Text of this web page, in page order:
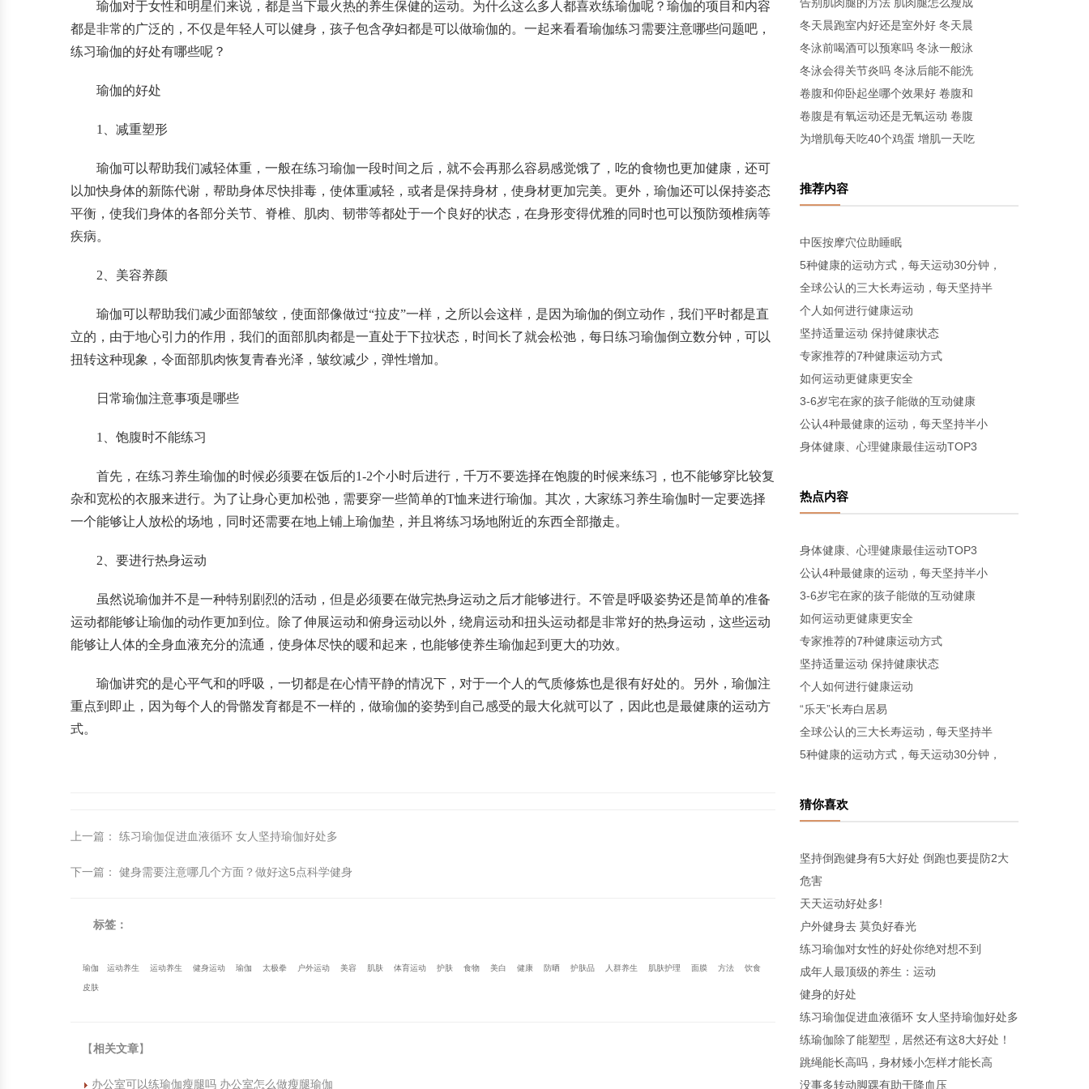
瑜伽对于女性和明星们来说，都是当下最火热的养生保健的运动。为什么这么多人都喜欢练瑜伽呢？瑜伽的项目和内容
都是非常的广泛的，不仅是年轻人可以健身，孩子包含孕妇都是可以做瑜伽的。一起来看看瑜伽练习需要注意哪些问题吧，
练习瑜伽的好处有哪些呢？
瑜伽的好处
1、减重塑形
瑜伽可以帮助我们减轻体重，一般在练习瑜伽一段时间之后，就不会再那么容易感觉饿了，吃的食物也更加健康，还可
以加快身体的新陈代谢，帮助身体尽快排毒，使体重减轻，或者是保持身材，使身材更加完美。更外，瑜伽还可以保持姿态
平衡，使我们身体的各部分关节、脊椎、肌肉、韧带等都处于一个良好的状态，在身形变得优雅的同时也可以预防颈椎病等
疾病。
2、美容养颜
瑜伽可以帮助我们减少面部皱纹，使面部像做过“拉皮”一样，之所以会这样，是因为瑜伽的倒立动作，我们平时都是直
立的，由于地心引力的作用，我们的面部肌肉都是一直处于下拉状态，时间长了就会松弛，每日练习瑜伽倒立数分钟，可以
扭转这种现象，令面部肌肉恢复青春光泽，皱纹减少，弹性增加。
日常瑜伽注意事项是哪些
1、饱腹时不能练习
首先，在练习养生瑜伽的时候必须要在饭后的1-2个小时后进行，千万不要选择在饱腹的时候来练习，也不能够穿比较复
杂和宽松的衣服来进行。为了让身心更加松弛，需要穿一些简单的T恤来进行瑜伽。其次，大家练习养生瑜伽时一定要选择
一个能够让人放松的场地，同时还需要在地上铺上瑜伽垫，并且将练习场地附近的东西全部撤走。
2、要进行热身运动
虽然说瑜伽并不是一种特别剧烈的活动，但是必须要在做完热身运动之后才能够进行。不管是呼吸姿势还是简单的准备
运动都能够让瑜伽的动作更加到位。除了伸展运动和俯身运动以外，绕肩运动和扭头运动都是非常好的热身运动，这些运动
能够让人体的全身血液充分的流通，使身体尽快的暖和起来，也能够使养生瑜伽起到更大的功效。
瑜伽讲究的是心平气和的呼吸，一切都是在心情平静的情况下，对于一个人的气质修炼也是很有好处的。另外，瑜伽注
重点到即止，因为每个人的骨骼发育都是不一样的，做瑜伽的姿势到自己感受的最大化就可以了，因此也是最健康的运动方
式。
上一篇 ： 练习瑜伽促进血液循环 女人坚持瑜伽好处多
下一篇 ： 健身需要注意哪几个方面？做好这5点科学健身
标签：
瑜伽 运动养生 运动养生 健身运动 瑜伽 太极拳 户外运动 美容 肌肤 体育运动 护肤 食物 美白 健康 防晒 护肤品 人群养生 肌肤护理 面膜 方法 饮食
皮肤
【相关文章】
办公室可以练瑜伽瘦腿吗 办公室怎么做瘦腿瑜伽
冬天晨跑室内好还是室外好 冬天晨
冬泳前喝酒可以预寒吗 冬泳一般泳
冬泳会得关节炎吗 冬泳后能不能洗
卷腹和仰卧起坐哪个效果好 卷腹和
卷腹是有氧运动还是无氧运动 卷腹
为增肌每天吃40个鸡蛋 增肌一天吃
推荐内容
中医按摩穴位助睡眠
5种健康的运动方式，每天运动30分钟，
全球公认的三大长寿运动，每天坚持半
个人如何进行健康运动
坚持适量运动 保持健康状态
专家推荐的7种健康运动方式
如何运动更健康更安全
3-6岁宅在家的孩子能做的互动健康
公认4种最健康的运动，每天坚持半小
身体健康、心理健康最佳运动TOP3
热点内容
身体健康、心理健康最佳运动TOP3
公认4种最健康的运动，每天坚持半小
3-6岁宅在家的孩子能做的互动健康
如何运动更健康更安全
专家推荐的7种健康运动方式
坚持适量运动 保持健康状态
个人如何进行健康运动
“乐天”长寿白居易
全球公认的三大长寿运动，每天坚持半
5种健康的运动方式，每天运动30分钟，
猜你喜欢
坚持倒跑健身有5大好处 倒跑也要提防2大
危害
天天运动好处多!
户外健身去 莫负好春光
练习瑜伽对女性的好处你绝对想不到
成年人最顶级的养生：运动
健身的好处
练习瑜伽促进血液循环 女人坚持瑜伽好处多
练瑜伽除了能塑型，居然还有这8大好处！
跳绳能长高吗，身材矮小怎样才能长高
没事多转动脚踝有助于降血压